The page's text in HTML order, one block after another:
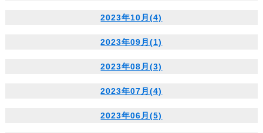
2023年10月(4)
2023年09月(1)
2023年08月(3)
2023年07月(4)
2023年06月(5)